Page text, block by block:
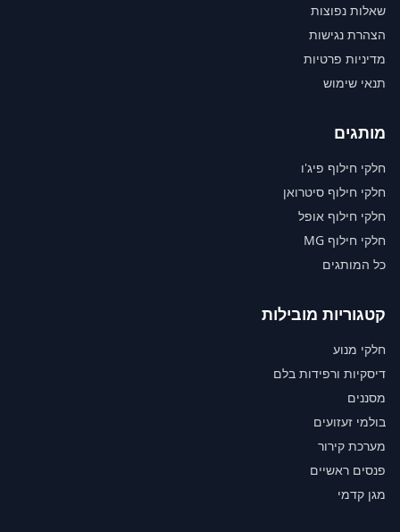
שאלות נפוצות
הצהרת נגישות
מדיניות פרטיות
תנאי שימוש
מותגים
חלקי חילוף פיג'ו
חלקי חילוף סיטרואן
חלקי חילוף אופל
חלקי חילוף MG
כל המותגים
קטגוריות מובילות
חלקי מנוע
דיסקיות ורפידות בלם
מסננים
בולמי זעזועים
מערכת קירור
פנסים ראשיים
מגן קדמי